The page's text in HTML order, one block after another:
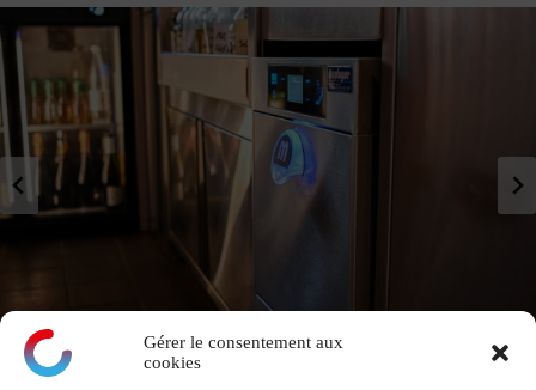
Gérer le consentement aux
cookies